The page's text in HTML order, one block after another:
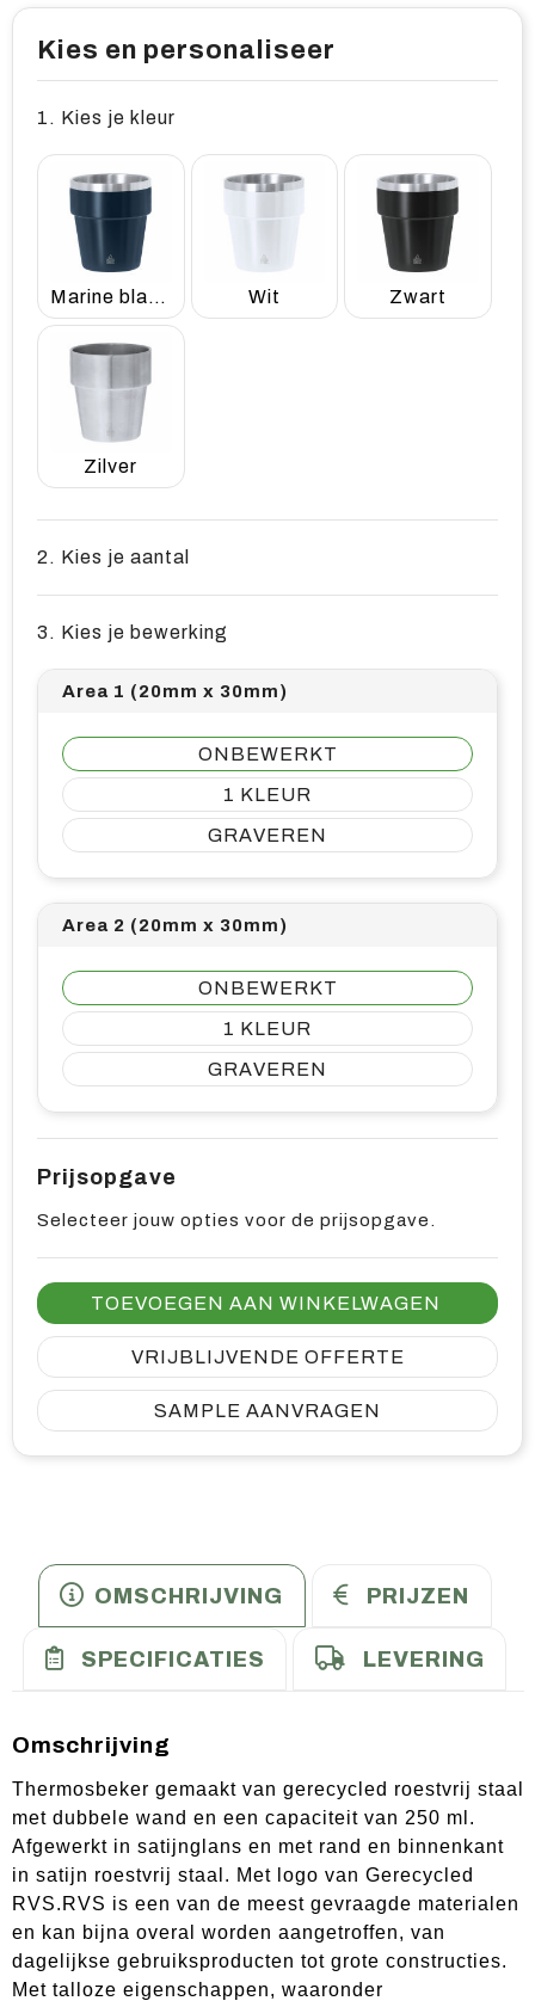
Kies en personaliseer
1. Kies je kleur
Marine blauw Wit Zwart
Zilver
2. Kies je aantal
3. Kies je bewerking
Area 1 (20mm x 30mm)
ONBEWERKT
1
GRAVEREN
Area 2 (20mm x 30mm)
ONBEWERKT
1
GRAVEREN
Prijsopgave
Selecteer jouw opties voor de prijsopgave.
TOEVOEGEN AAN WINKELWAGEN
VRIJBLIJVENDE OFFERTE
SAMPLE AANVRAGEN
OMSCHRIJVING PRIJZEN
SPECIFICATIES LEVERING
Omschrijving
Thermosbeker gemaakt van gerecycled roestvrij staal
met dubbele wand en een capaciteit van 250 ml.
Afgewerkt in satijnglans en met rand en binnenkant
in satijn roestvrij staal. Met logo van Gerecycled
RVS.RVS is een van de meest gevraagde materialen
en kan bijna overal worden aangetroffen, van
dagelijkse gebruiksproducten tot grote constructies.
Met talloze eigenschappen, waaronder